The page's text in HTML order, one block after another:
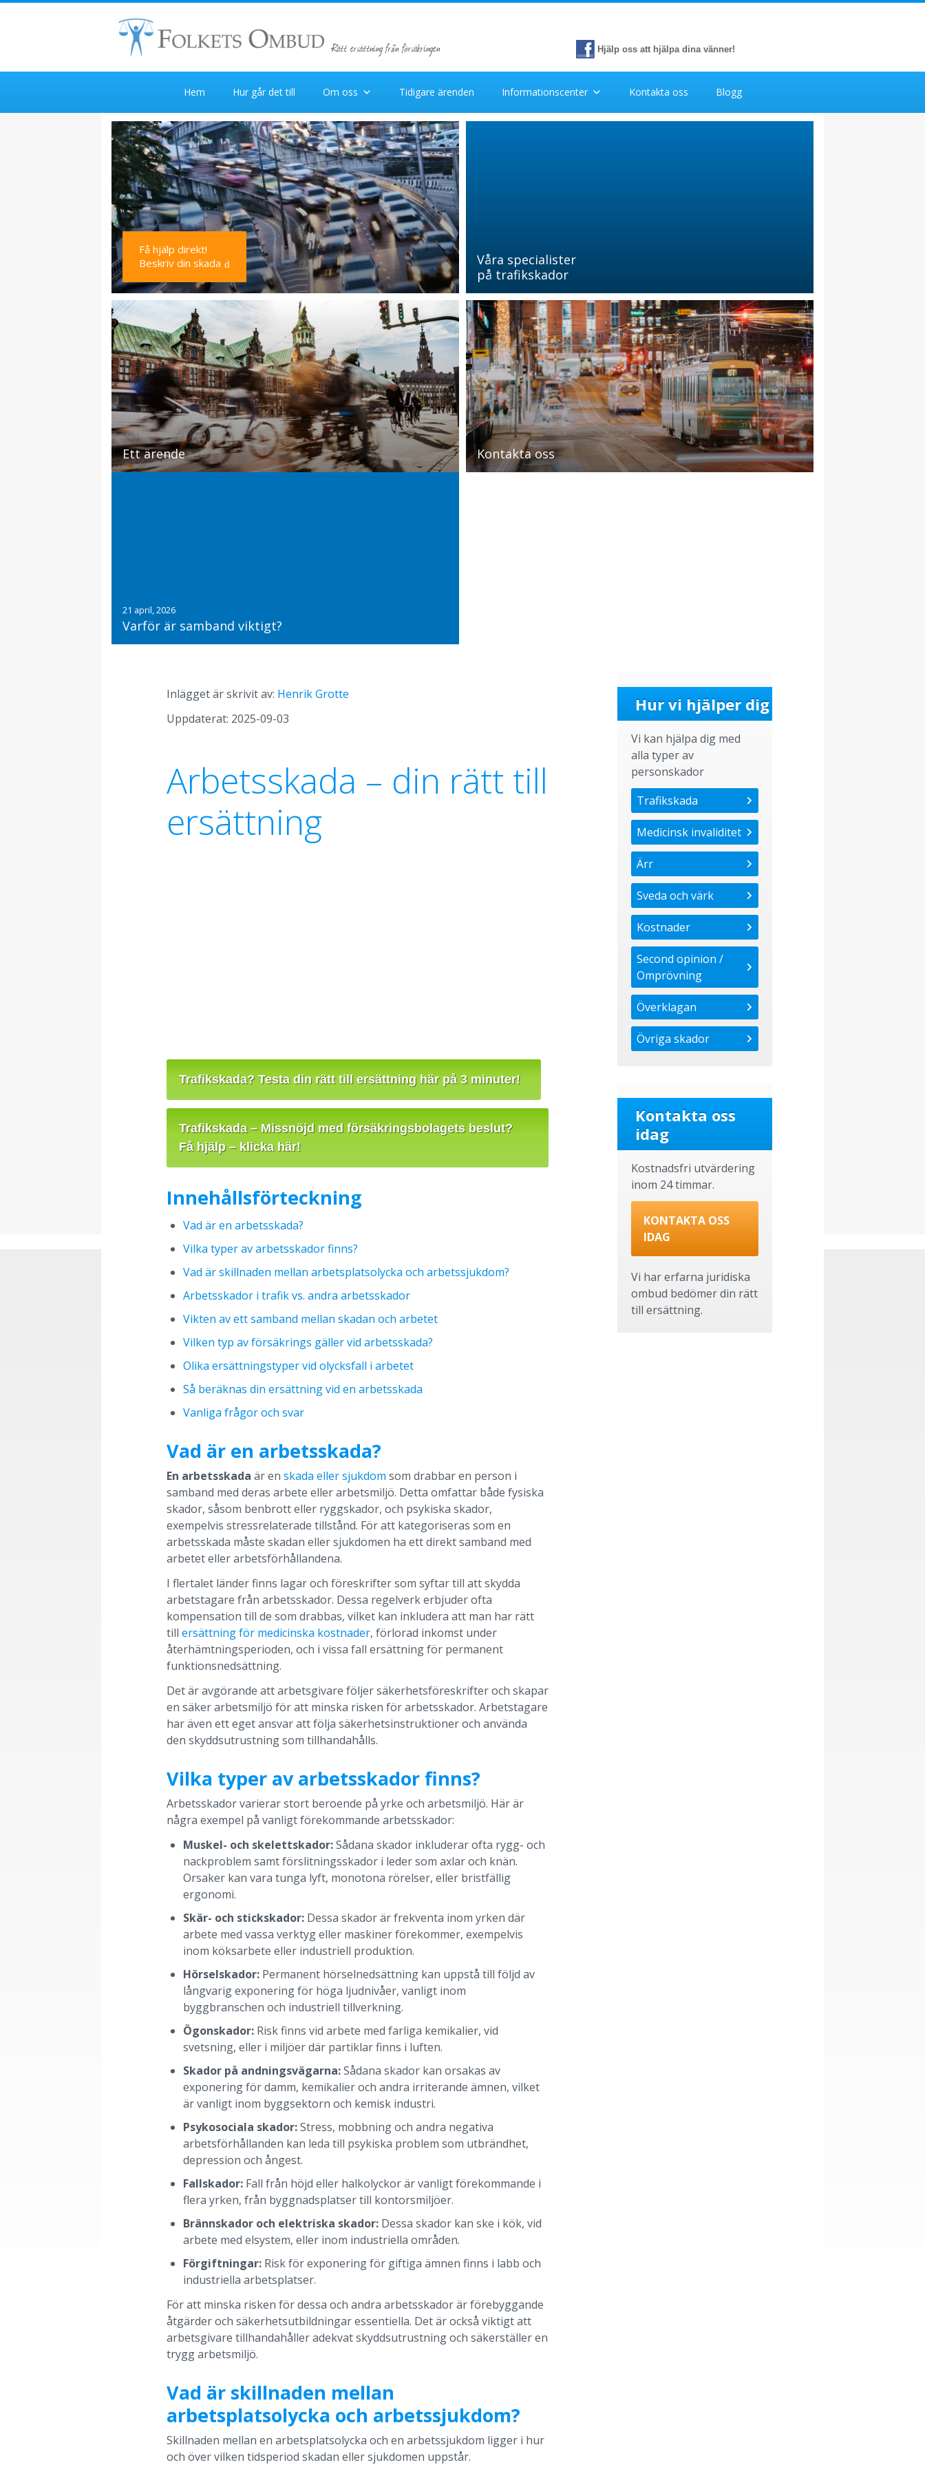
Rätt ersättning från försäkringen Hjälp oss att hjälpa dina vänner!
Hem Hur går det till Om oss Tidigare ärenden Informationscenter Kontakta oss Blogg
Få hjälp direkt!
Beskriv din skada
Våra specialister
på trafikskador
Ett ärende Kontakta oss
21 april, 2026
Varför är samband viktigt?
Inlägget är skrivit av: Henrik Grotte
Uppdaterat: 2025-09-03
Arbetsskada – din rätt till
ersättning
Trafikskada? Testa din rätt till ersättning här på 3 minuter!
Trafikskada – Missnöjd med försäkringsbolagets beslut?
Få hjälp – klicka här!
Innehållsförteckning
Vad är en arbetsskada?
Vilka typer av arbetsskador finns?
Vad är skillnaden mellan arbetsplatsolycka och arbetssjukdom?
Arbetsskador i trafik vs. andra arbetsskador
Vikten av ett samband mellan skadan och arbetet
Vilken typ av försäkrings gäller vid arbetsskada?
Olika ersättningstyper vid olycksfall i arbetet
Så beräknas din ersättning vid en arbetsskada
Vanliga frågor och svar
Vad är en arbetsskada?
En arbetsskada är en skada eller sjukdom som drabbar en person i
samband med deras arbete eller arbetsmiljö. Detta omfattar både fysiska
skador, såsom benbrott eller ryggskador, och psykiska skador,
exempelvis stressrelaterade tillstånd. För att kategoriseras som en
arbetsskada måste skadan eller sjukdomen ha ett direkt samband med
arbetet eller arbetsförhållandena.
I flertalet länder finns lagar och föreskrifter som syftar till att skydda
arbetstagare från arbetsskador. Dessa regelverk erbjuder ofta
kompensation till de som drabbas, vilket kan inkludera att man har rätt
till ersättning för medicinska kostnader, förlorad inkomst under
återhämtningsperioden, och i vissa fall ersättning för permanent
funktionsnedsättning.
Det är avgörande att arbetsgivare följer säkerhetsföreskrifter och skapar
en säker arbetsmiljö för att minska risken för arbetsskador. Arbetstagare
har även ett eget ansvar att följa säkerhetsinstruktioner och använda
den skyddsutrustning som tillhandahålls.
Vilka typer av arbetsskador finns?
Arbetsskador varierar stort beroende på yrke och arbetsmiljö. Här är
några exempel på vanligt förekommande arbetsskador:
Muskel- och skelettskador:Sådana skador inkluderar ofta rygg- och
nackproblem samt förslitningsskador i leder som axlar och knän.
Orsaker kan vara tunga lyft, monotona rörelser, eller bristfällig
ergonomi.
Skär- och stickskador: Dessa skador är frekventa inom yrken där
arbete med vassa verktyg eller maskiner förekommer, exempelvis
inom köksarbete eller industriell produktion.
Hörselskador: Permanent hörselnedsättning kan uppstå till följd av
långvarig exponering för höga ljudnivåer, vanligt inom
byggbranschen och industriell tillverkning.
Ögonskador: Risk finns vid arbete med farliga kemikalier, vid
svetsning, eller i miljöer där partiklar finns i luften.
Skador på andningsvägarna:Sådana skador kan orsakas av
exponering för damm, kemikalier och andra irriterande ämnen, vilket
är vanligt inom byggsektorn och kemisk industri.
Psykosociala skador:Stress, mobbning och andra negativa
arbetsförhållanden kan leda till psykiska problem som utbrändhet,
depression och ångest.
Fallskador: Fall från höjd eller halkolyckor är vanligt förekommande i
flera yrken, från byggnadsplatser till kontorsmiljöer.
Brännskador och elektriska skador: Dessa skador kan ske i kök, vid
arbete med elsystem, eller inom industriella områden.
Förgiftningar: Risk för exponering för giftiga ämnen finns i labb och
industriella arbetsplatser.
För att minska risken för dessa och andra arbetsskador är förebyggande
åtgärder och säkerhetsutbildningar essentiella. Det är också viktigt att
arbetsgivare tillhandahåller adekvat skyddsutrustning och säkerställer en
trygg arbetsmiljö.
Vad är skillnaden mellan
arbetsplatsolycka och arbetssjukdom?
Skillnaden mellan en arbetsplatsolycka och en arbetssjukdom ligger i hur
och över vilken tidsperiod skadan eller sjukdomen uppstår.
Hur vi hjälper dig
Vi kan hjälpa dig med
alla typer av
personskador
Trafikskada
Medicinsk invaliditet
Ärr
Sveda och värk
Kostnader
Second opinion /
Omprövning
Överklagan
Övriga skador
Kontakta oss
idag
Kostnadsfri utvärdering
inom 24 timmar.
KONTAKTA OSS
IDAG
Vi har erfarna juridiska
ombud bedömer din rätt
till ersättning.